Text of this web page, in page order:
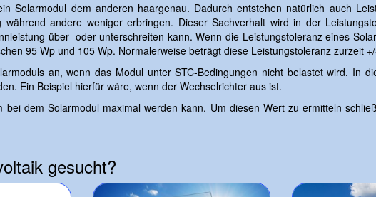
Solarmodul dem anderen haargenau. Dadurch entstehen natürlich auch
andere weniger erbringen. Dieser Sachverhalt wird in der
über- oder unterschreiten kann. Wenn die Leistungstoleranz eines
95 Wp und 105 Wp. Normalerweise beträgt diese Leistungstoleranz zurzeit
an, wenn das Modul unter STC-Bedingungen nicht belastet wird. In
Ein Beispiel hierfür wäre, wenn der Wechselrichter aus ist.
dem Solarmodul maximal werden kann. Um diesen Wert zu ermitteln
gesucht?